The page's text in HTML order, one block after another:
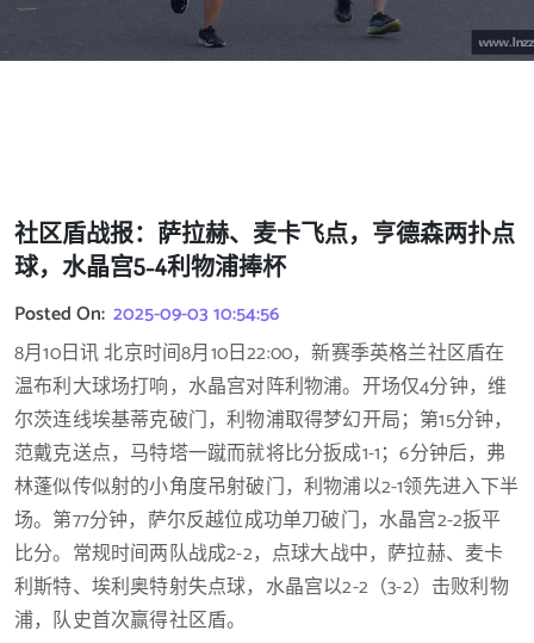
社区盾战报：萨拉赫、麦卡飞点，亨德森两扑点
球，水晶宫5-4利物浦捧杯
Posted On: 2025-09-03 10:54:56
8月10日讯 北京时间8月10日22:00，新赛季英格兰社区盾在
温布利大球场打响，水晶宫对阵利物浦。开场仅4分钟，维
尔茨连线埃基蒂克破门，利物浦取得梦幻开局；第15分钟，
范戴克送点，马特塔一蹴而就将比分扳成1-1；6分钟后，弗
林蓬似传似射的小角度吊射破门，利物浦以2-1领先进入下半
场。第77分钟，萨尔反越位成功单刀破门，水晶宫2-2扳平
比分。常规时间两队战成2-2，点球大战中，萨拉赫、麦卡
利斯特、埃利奥特射失点球，水晶宫以2-2（3-2）击败利物
浦，队史首次赢得社区盾。